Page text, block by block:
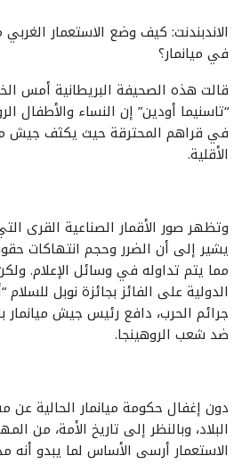
الاندبندنت: كيف وضع الاستعمار
في ميانمار؟
قالت هذه الصحيفة البريطانية أمس
“تاسنيما أودين” إن النساء والأطفال
في قراهم المحترقة حيث يكثف جيش
الأقلية.
وتظهر صور الأقمار الصناعية القرى
يشير إلى أن الضرر وحجم انتهاكات
مما يتم تداوله في وسائل الإعلام.
الدولية على الفائز بجائزة نوبل
جرائم الحرب، دافع رئيس جيش ميانمار
ضد شعب الروهينجا.
دون إغفال حكومة ميانمار الحالية
البلاد، وبالنظر إلى تاريخ الأمة، من
الاستعمار أرسى الأساس لما يبدو أنه